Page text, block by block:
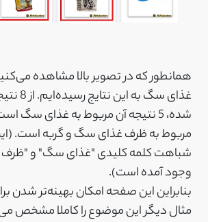
همانطور که در تصویر بالا مشاهده
غذای سگ
مربوط به ظرف غذای سگ و گربه است.
شباهت کلمه کلیدی "غذای سگ" و
وجود آمده است).
بنابراین این صفحه امکان بهینه‌تر شدن
مثال دیگر این موضوع را کاملا مشخص